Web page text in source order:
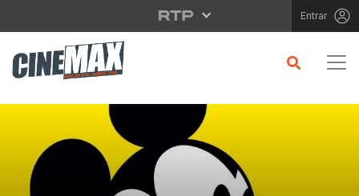
Saltar para o conteúdo principal Entrar